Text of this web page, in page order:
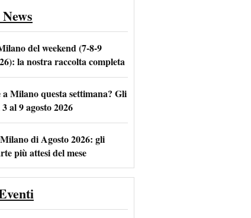
del weekend (7-8-9
la nostra raccolta completa
a Milano questa settimana? Gli
al 9 agosto 2026
di Agosto 2026: gli
più attesi del mese